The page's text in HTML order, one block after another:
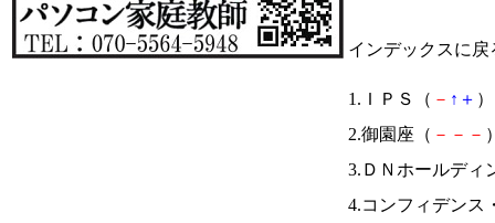
インデックスに戻
1.ＩＰＳ（ － ↑ ＋
2.御園座（ － － －
3.ＤＮホールディ
4.コンフィデンス